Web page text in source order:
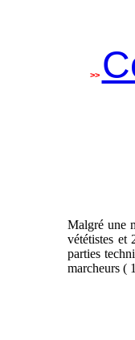
>>
Malgré une
vététistes et
parties
marcheurs (